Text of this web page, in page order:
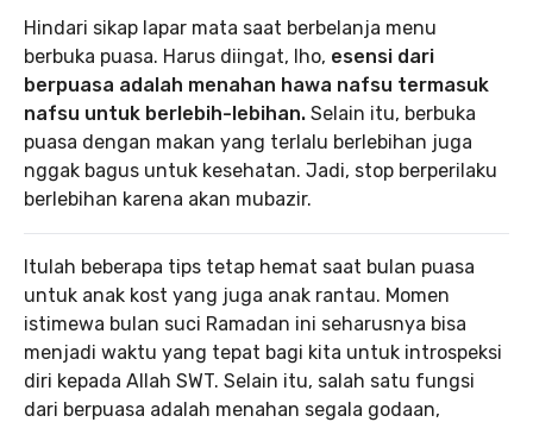
Hindari sikap lapar mata saat berbelanja menu
berbuka puasa. Harus diingat, lho, esensi dari
berpuasa adalah menahan hawa nafsu termasuk
nafsu untuk berlebih-lebihan. Selain itu, berbuka
puasa dengan makan yang terlalu berlebihan juga
nggak bagus untuk kesehatan. Jadi, stop berperilaku
berlebihan karena akan mubazir.
Itulah beberapa tips tetap hemat saat bulan puasa
untuk anak kost yang juga anak rantau. Momen
istimewa bulan suci Ramadan ini seharusnya bisa
menjadi waktu yang tepat bagi kita untuk introspeksi
diri kepada Allah SWT. Selain itu, salah satu fungsi
dari berpuasa adalah menahan segala godaan,